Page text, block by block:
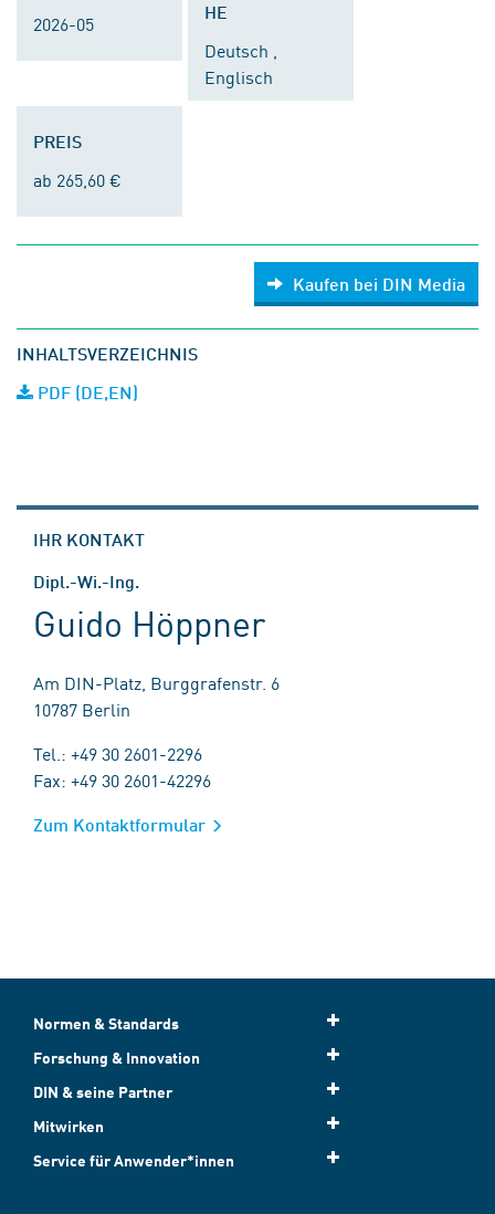
2026-05
HE
Deutsch ,
Englisch
PREIS
ab 265,60 €
Kaufen bei DIN Media
INHALTSVERZEICHNIS
PDF (DE,EN)
IHR KONTAKT
Dipl.-Wi.-Ing.
Guido Höppner
Am DIN-Platz, Burggrafenstr. 6
10787 Berlin
Tel.: +49 30 2601-2296
Fax: +49 30 2601-42296
Zum Kontaktformular
Normen & Standards
Forschung & Innovation
DIN & seine Partner
Mitwirken
Service für Anwender*innen